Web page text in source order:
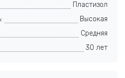
Пластизол
Высокая
Средняя
30 лет